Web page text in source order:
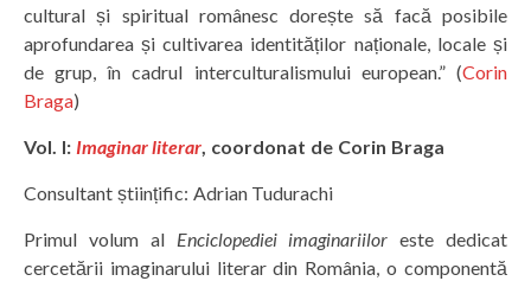
cultural și spiritual românesc dorește să facă posibile
aprofundarea și cultivarea identităților naționale, locale și
de grup, în cadrul interculturalismului european.” (Corin
Braga)
Vol. I: Imaginar literar, coordonat de Corin Braga
Consultant științific: Adrian Tudurachi
Primul volum al Enciclopediei imaginariilor este dedicat
cercetării imaginarului literar din România, o componentă